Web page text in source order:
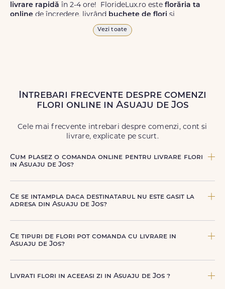
livrare rapidă în 2-4 ore! FlorideLux.ro este florăria ta
online de încredere, livrând buchete de flori și
de calitate superioară în Asuaju de
Jos și în toată România.
Livrăm buchete de flori chiar și înweekend, pentru ca tu
Vezi toate
Intrebari frecvente despre comenzi
flori online in Asuaju de Jos
Cele mai frecvente intrebari despre comenzi, cont si
livrare, explicate pe scurt.
Cum plasez o comanda online pentru livrare flori
in Asuaju de Jos?
produsul dorit, data si intervalul de livrare si adresa din
Asuaju de Jos. sau poti plasa comanda telefonic, la nr. +40
Ce se intampla daca destinatarul nu este gasit la
adresa din Asuaju de Jos?
numarul de telefon oferit. Daca nu poate preda comanda,
te contactam pentru o solutie rapida (reprogramare sau
Ce tipuri de flori pot comanda cu livrare in
Asuaju de Jos?
aniversari, onomastici, sarbatori, evenimente speciale sau
Livrati flori in aceeasi zi in Asuaju de Jos ?